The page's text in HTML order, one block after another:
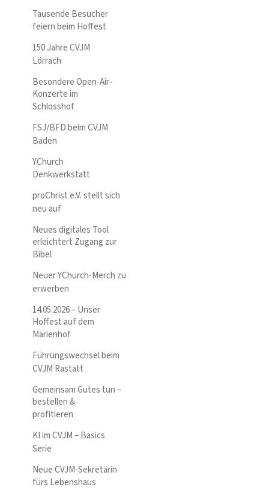
Tausende Besucher
feiern beim Hoffest
150 Jahre CVJM
Lörrach
Besondere Open-Air-
Konzerte im
Schlosshof
FSJ/BFD beim CVJM
Baden
YChurch
Denkwerkstatt
proChrist e.V. stellt sich
neu auf
Neues digitales Tool
erleichtert Zugang zur
Bibel
Neuer YChurch-Merch zu
erwerben
14.05.2026 – Unser
Hoffest auf dem
Marienhof
Führungswechsel beim
CVJM Rastatt
Gemeinsam Gutes tun –
bestellen &
profitieren
KI im CVJM – Basics
Serie
Neue CVJM-Sekretärin
fürs Lebenshaus